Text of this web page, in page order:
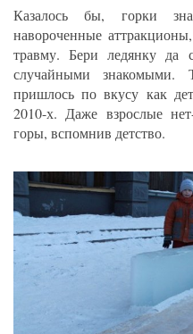
Казалось бы, горки
навороченные
травму. Бери ледянку да
случайными знакомыми.
пришлось по вкусу как
2010-х. Даже взрослые
горы, вспомнив детство.